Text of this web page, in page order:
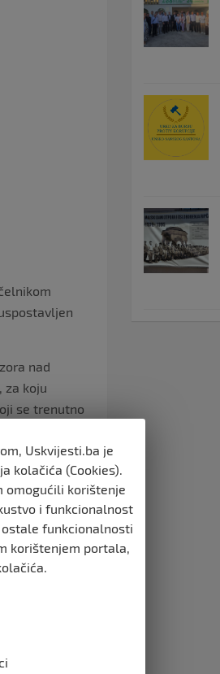
nad
za koju
se trenutno
je odlukau
uslova
KM
kampa
zbog
kako bi
Uskvijesti.ba je
kolačića (Cookies).
omogućili korištenje
i funkcionalnost
funkcionalnosti
korištenjem portala,